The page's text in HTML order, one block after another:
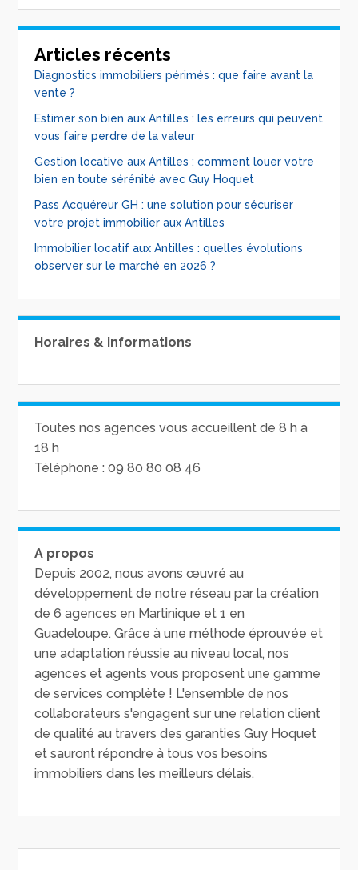
Articles récents
Diagnostics immobiliers périmés : que faire avant la
vente ?
Estimer son bien aux Antilles : les erreurs qui peuvent
vous faire perdre de la valeur
Gestion locative aux Antilles : comment louer votre
bien en toute sérénité avec Guy Hoquet
Pass Acquéreur GH : une solution pour sécuriser
votre projet immobilier aux Antilles
Immobilier locatif aux Antilles : quelles évolutions
observer sur le marché en 2026 ?
Horaires & informations
Toutes nos agences vous accueillent de 8 h à
18 h
Téléphone : 09 80 80 08 46
A propos
Depuis 2002, nous avons œuvré au
développement de notre réseau par la création
de 6 agences en Martinique et 1 en
Guadeloupe. Grâce à une méthode éprouvée et
une adaptation réussie au niveau local, nos
agences et agents vous proposent une gamme
de services complète ! L'ensemble de nos
collaborateurs s'engagent sur une relation client
de qualité au travers des garanties Guy Hoquet
et sauront répondre à tous vos besoins
immobiliers dans les meilleurs délais.